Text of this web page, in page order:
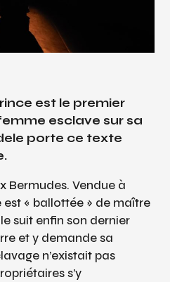
est le premier
esclave sur sa
porte ce texte
Bermudes. Vendue à
est « ballottée » de maître
suit enfin son dernier
et y demande sa
n’existait pas
s’y